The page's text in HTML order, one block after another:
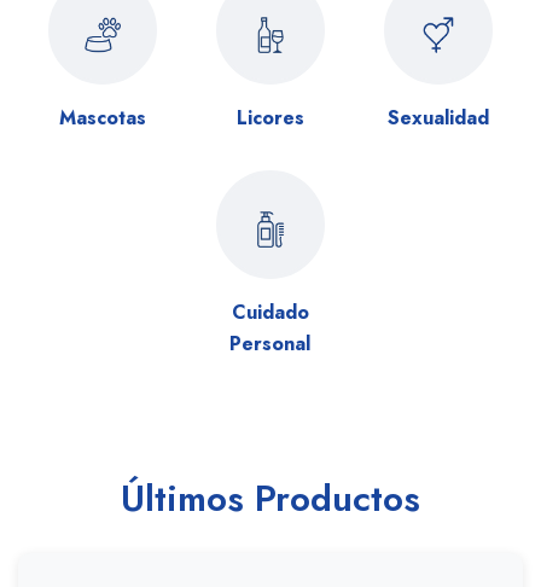
Mascotas Licores Sexualidad
Cuidado
Personal
Últimos Productos